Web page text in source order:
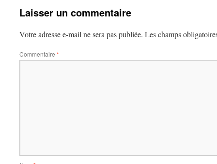
Laisser un commentaire
Votre adresse e-mail ne sera pas publiée. Les champs
Commentaire *